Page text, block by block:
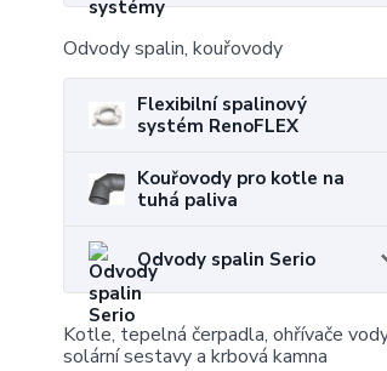
Odvody spalin, kouřovody
Flexibilní spalinový
systém RenoFLEX
Kouřovody pro kotle na
tuhá paliva
Odvody spalin Serio
Kotle, tepelná čerpadla, ohřívače
solární sestavy a krbová kamna